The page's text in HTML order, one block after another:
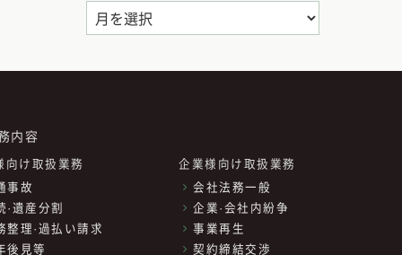
ア
ー
内容
向け取扱業務
事故
·遺産分割
整理·過払い請求
後見等
企業様向け取扱業務
会社法務一般
企業·会社内紛争
事業再生
契約締結交渉